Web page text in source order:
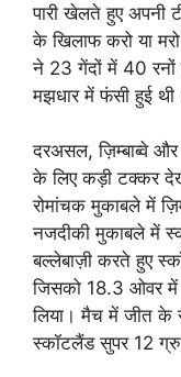
पारी खेलते हुए अपनी
के खिलाफ करो या
ने 23 गेंदों में 40 रनों
मझधार में फंसी हुई
दरअसल, ज़िम्बाब्वे
के लिए कड़ी टक्कर
रोमांचक मुकाबले में
नजदीकी मुकाबले में
बल्लेबाज़ी करते हुए
जिसको 18.3 ओवर में
लिया। मैच में जीत के
स्कॉटलैंड सुपर 12